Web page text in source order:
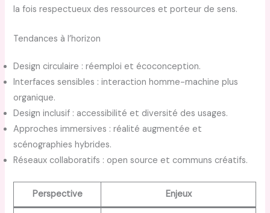
la fois respectueux des ressources et porteur de sens.
Tendances à l’horizon
Design circulaire : réemploi et écoconception.
Interfaces sensibles : interaction homme-machine plus
organique.
Design inclusif : accessibilité et diversité des usages.
Approches immersives : réalité augmentée et
scénographies hybrides.
Réseaux collaboratifs : open source et communs créatifs.
Perspective Enjeux